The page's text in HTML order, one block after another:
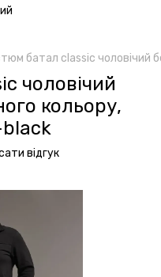
батал classic чоловічий
чоловічий
кольору,
відгук